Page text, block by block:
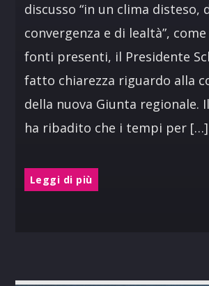
discusso “in un clima disteso,
convergenza e di lealtà”,
fonti presenti, il Presidente
fatto chiarezza riguardo alla
della nuova Giunta regionale.
ha ribadito che i tempi per […]
Leggi di più